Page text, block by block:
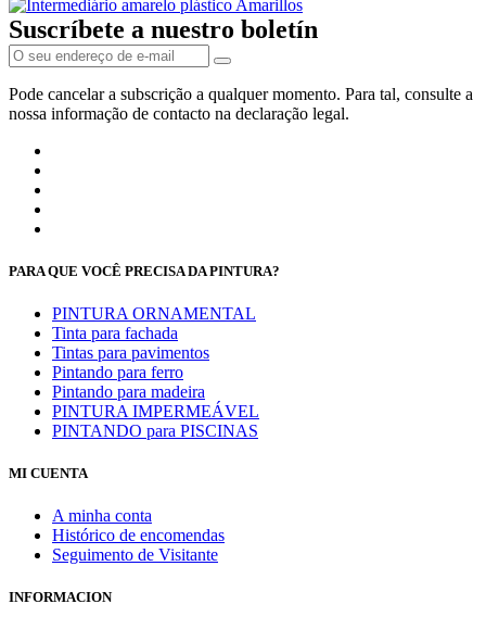
Suscríbete a nuestro boletín
Pode cancelar a subscrição a qualquer momento. Para tal, consulte a
nossa informação de contacto na declaração legal.
PARA QUE VOCÊ PRECISA DA PINTURA?
PINTURA ORNAMENTAL
Tinta para fachada
Tintas para pavimentos
Pintando para ferro
Pintando para madeira
PINTURA IMPERMEÁVEL
PINTANDO para PISCINAS
MI CUENTA
A minha conta
Histórico de encomendas
Seguimento de Visitante
INFORMACION